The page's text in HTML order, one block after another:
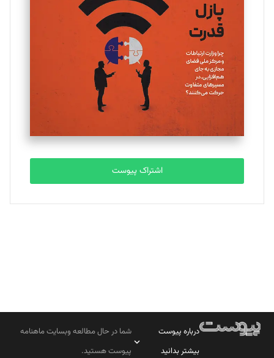
یسنا امان‌پور
تحریریه
ملینا جعفری
تحریریه
مصطفی مسجدی آرانی
تحریریه
بابک نقاش
تحریریه
اشتراک پیوست
درباره پیوست
بیشتر بدانید
شما در حال مطالعه وبسایت ماهنامه
پیوست هستید.